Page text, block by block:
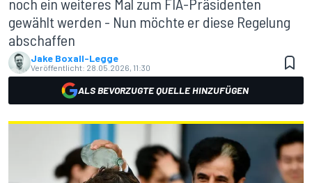
gewählt werden - Nun möchte er diese Regelung
abschaffen
Jake Boxall-Legge
Veröffentlicht: 28.05.2026, 11:30
ALS BEVORZUGTE QUELLE HINZUFÜGEN